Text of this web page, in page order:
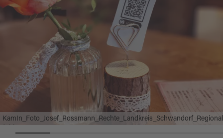
KamIn_Foto_Josef_Rossmann_Rechte_Landkreis_Schwandorf_Regional